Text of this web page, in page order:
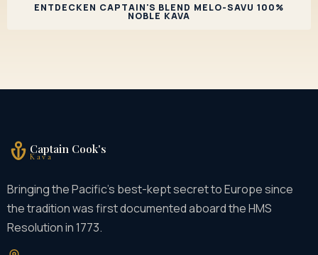
ENTDECKEN CAPTAIN'S BLEND MELO-SAVU 100%
NOBLE KAVA
Captain Cook's
Kava
Bringing the Pacific's best-kept secret to Europe since
the tradition was first documented aboard the HMS
Resolution in 1773.